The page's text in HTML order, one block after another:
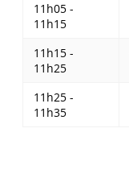
11h05 -
11h15
11h15 -
11h25
11h25 -
11h35